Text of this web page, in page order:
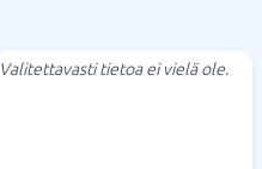
Valitettavasti tietoa ei vielä ole.